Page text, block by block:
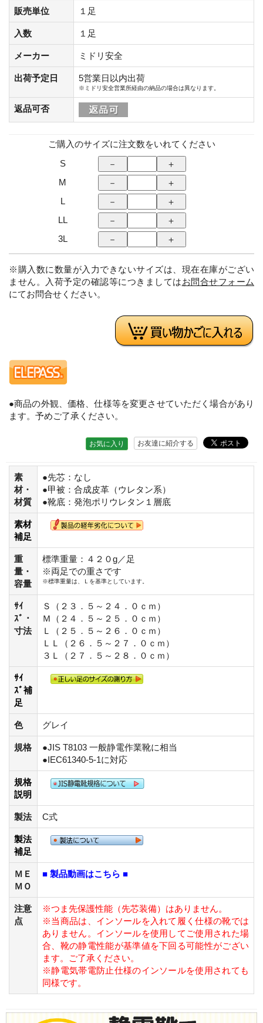
販売単位 １足
入数 １足
メーカー ミドリ安全
出荷予定日 5営業日以内出荷
※ミドリ安全営業所経由の納品の場合は異なります。
返品可否
ご購入のサイズに注文数をいれてください
S
M
L
LL
3L
※購入数に数量が入力できないサイズは、現在在庫がござい
ません。入荷予定の確認等につきましてはお問合せフォーム
にてお問合せください。
●商品の外観、価格、仕様等を変更させていただく場合があり
ます。予めご了承ください。
お友達に紹介する
お気に入り
素
材・
材質
●先芯：なし
●甲被：合成皮革（ウレタン系）
●靴底：発泡ポリウレタン１層底
素材
補足
重
量・
容量
標準重量：４２０g／足
※両足での重さです
※標準重量は、Ｌを基準としています。
ｻｲ
ｽﾞ・
寸法
Ｓ（２３．５～２４．０ｃｍ）
Ｍ（２４．５～２５．０ｃｍ）
Ｌ（２５．５～２６．０ｃｍ）
ＬＬ（２６．５～２７．０ｃｍ）
３Ｌ（２７．５～２８．０ｃｍ）
ｻｲ
ｽﾞ補
足
色 グレイ
規格
●JIS T8103 一般静電作業靴に相当
●IEC61340-5-1に対応
規格
説明
製法 C式
製法
補足
ＭＥ
ＭＯ
■ 製品動画はこちら ■
注意
点
※つま先保護性能（先芯装備）はありません。
※当商品は、インソールを入れて履く仕様の靴では
ありません。インソールを使用してご使用された場
合、靴の静電性能が基準値を下回る可能性がござい
ます。ご了承ください。
※静電気帯電防止仕様のインソールを使用されても
同様です。